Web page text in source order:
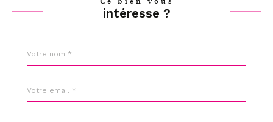
intéresse ?
par
*
*